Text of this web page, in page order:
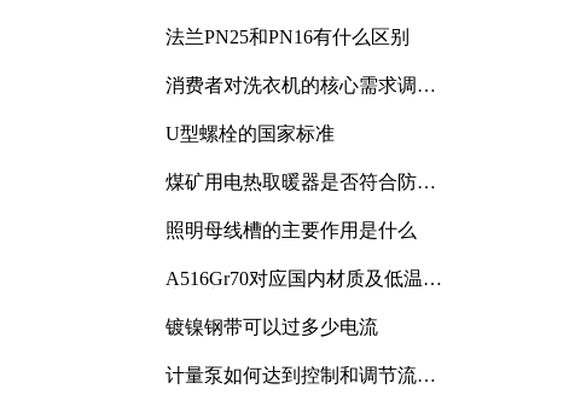
法兰PN25和PN16有什么区别
消费者对洗衣机的核心需求调研
U型螺栓的国家标准
煤矿用电热取暖器是否符合防爆
照明母线槽的主要作用是什么
A516Gr70对应国内材质及低温冲
镀镍钢带可以过多少电流
计量泵如何达到控制和调节流量